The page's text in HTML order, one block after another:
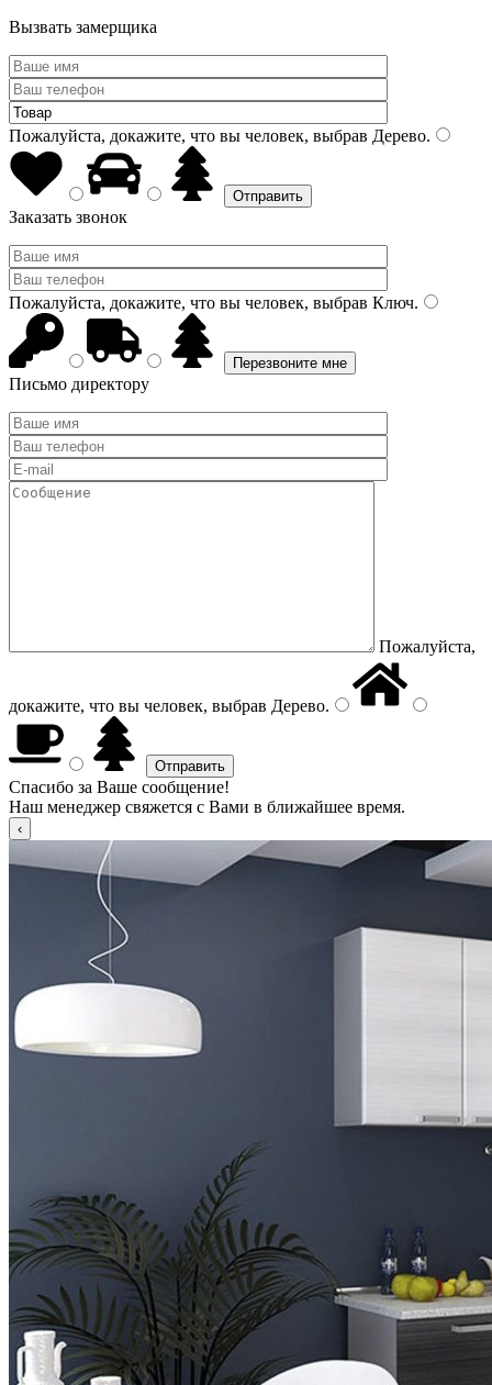
Вызвать замерщика
Пожалуйста, докажите, что вы человек, выбрав Дерево.
Заказать звонок
Пожалуйста, докажите, что вы человек, выбрав Ключ.
Письмо директору
Пожалуйста,
докажите, что вы человек, выбрав Дерево.
Спасибо за Ваше сообщение!
Наш менеджер свяжется с Вами в ближайшее время.